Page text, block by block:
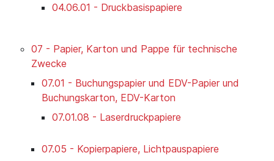
04.06.01 - Druckbasispapiere
07 - Papier, Karton und Pappe für technische
Zwecke
07.01 - Buchungspapier und EDV-Papier und
Buchungskarton, EDV-Karton
07.01.08 - Laserdruckpapiere
07.05 - Kopierpapiere, Lichtpauspapiere